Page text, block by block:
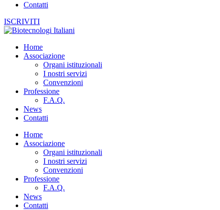
Contatti
ISCRIVITI
Home
Associazione
Organi istituzionali
I nostri servizi
Convenzioni
Professione
F.A.Q.
News
Contatti
Home
Associazione
Organi istituzionali
I nostri servizi
Convenzioni
Professione
F.A.Q.
News
Contatti